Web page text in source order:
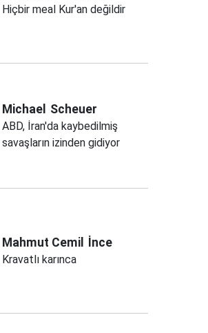
Hiçbir meal Kur'an değildir
Michael Scheuer
ABD, İran'da kaybedilmiş
savaşların izinden gidiyor
Mahmut Cemil İnce
Kravatlı karınca